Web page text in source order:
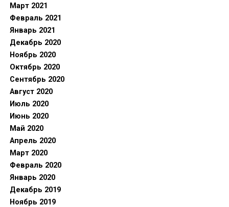
Март 2021
Февраль 2021
Январь 2021
Декабрь 2020
Ноябрь 2020
Октябрь 2020
Сентябрь 2020
Август 2020
Июль 2020
Июнь 2020
Май 2020
Апрель 2020
Март 2020
Февраль 2020
Январь 2020
Декабрь 2019
Ноябрь 2019